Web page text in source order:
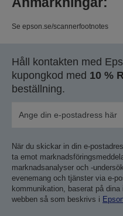
Se epson.se/scannerfootnotes
Håll kontakten med
kupongkod med 10 %
beställning.
När du skickar in din e-
ta emot
marknadsanalyser och -
evenemang och tjänster via e-
kommunikation, baserat på
webben så som beskrivs i